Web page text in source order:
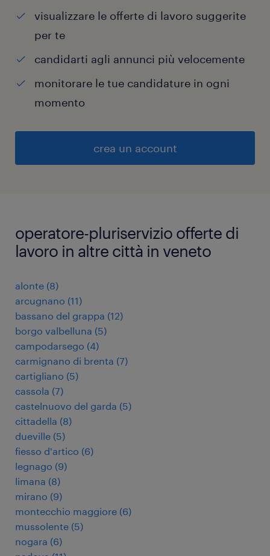
visualizzare le offerte di lavoro suggerite
per te
candidarti agli annunci più velocemente
monitorare le tue candidature in ogni
momento
crea un account
operatore-pluriservizio offerte di
lavoro in altre città in veneto
alonte (8)
arcugnano (11)
bassano del grappa (12)
borgo valbelluna (5)
campodarsego (4)
carmignano di brenta (7)
cartigliano (5)
cassola (7)
castelnuovo del garda (5)
cittadella (8)
dueville (5)
fiesso d'artico (6)
legnago (9)
limana (8)
mirano (9)
montecchio maggiore (6)
mussolente (5)
nogara (6)